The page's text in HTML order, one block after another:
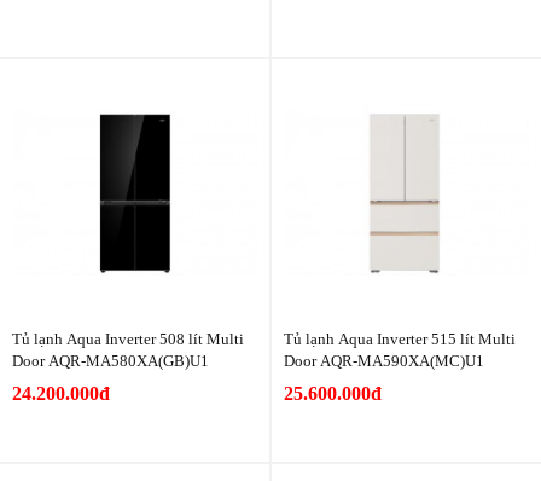
Tủ lạnh Aqua Inverter 508 lít Multi
Door AQR-MA580XA(GB)U1
24.200.000đ
Tủ lạnh Aqua Inverter 515 lít Multi
Door AQR-MA590XA(MC)U1
25.600.000đ